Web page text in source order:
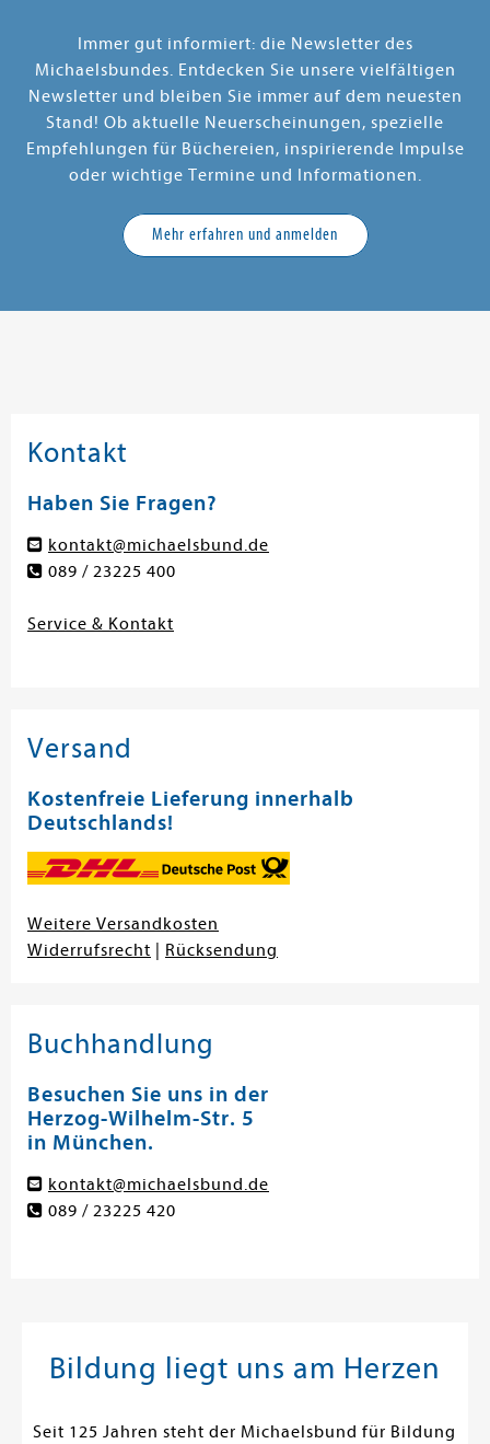
Immer gut informiert: die Newsletter des
Michaelsbundes. Entdecken Sie unsere vielfältigen
Newsletter und bleiben Sie immer auf dem neuesten
Stand! Ob aktuelle Neuerscheinungen, spezielle
Empfehlungen für Büchereien, inspirierende Impulse
oder wichtige Termine und Informationen.
Mehr erfahren und anmelden
Kontakt
Haben Sie Fragen?
kontakt@michaelsbund.de
089 / 23225 400
Service & Kontakt
Versand
Kostenfreie Lieferung innerhalb
Deutschlands!
Weitere Versandkosten
Widerrufsrecht
Rücksendung
Buchhandlung
Besuchen Sie uns in der
Herzog-Wilhelm-Str. 5
in München.
kontakt@michaelsbund.de
089 / 23225 420
Bildung liegt uns am Herzen
Seit 125 Jahren steht der Michaelsbund für Bildung